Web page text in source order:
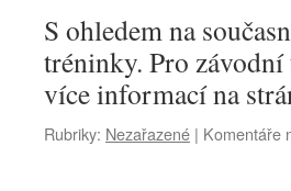
S ohledem na
tréninky. Pro
více informací na
Rubriky: Nezařazené | Komentáře